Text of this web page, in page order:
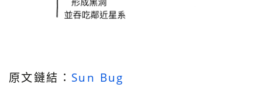
原文鏈結： Sun Bug